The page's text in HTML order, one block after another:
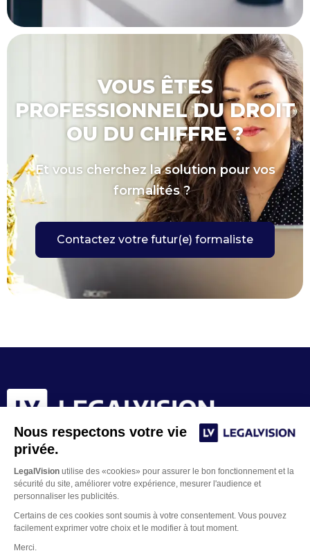
Nous respectons votre vie
privée.
LegalVision utilise des «cookies» pour assurer le bon fonctionnement et la
sécurité du site, améliorer votre expérience, mesurer l'audience et
personnaliser les publicités.
Certains de ces cookies sont soumis à votre consentement. Vous pouvez
facilement exprimer votre choix et le modifier à tout moment.
Merci.
VOUS ÊTES
PROFESSIONNEL DU DROIT
OU DU CHIFFRE ?
Et vous cherchez la solution pour vos
formalités ?
Contactez votre futur(e) formaliste